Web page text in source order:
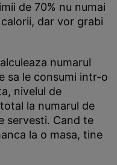
de 70% nu numai
dar vor grabi
numarul
sa le consumi intr-o
nivelul de
la numarul de
servesti. Cand te
la o masa, tine